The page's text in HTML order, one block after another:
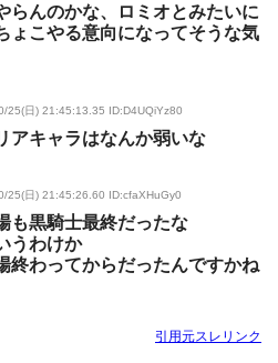
らんのかな、ロミオとみたいに
ょこやる意向になってそうな気
25(日) 21:45:13.35 ID:D4UQiYz80
アキャラはなんか弱いな
25(日) 21:45:26.60 ID:cfaXHuGy0
も黒騎士最終だったな
うわけか
終わってからだったんですかね
引用元スレリンク